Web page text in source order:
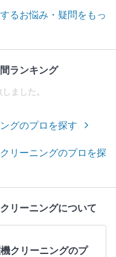
るお悩み・疑問をもっ
ランキング
ました。
グのプロを探す
リーニングのプロを探
リーニングについて
クリーニングのプ